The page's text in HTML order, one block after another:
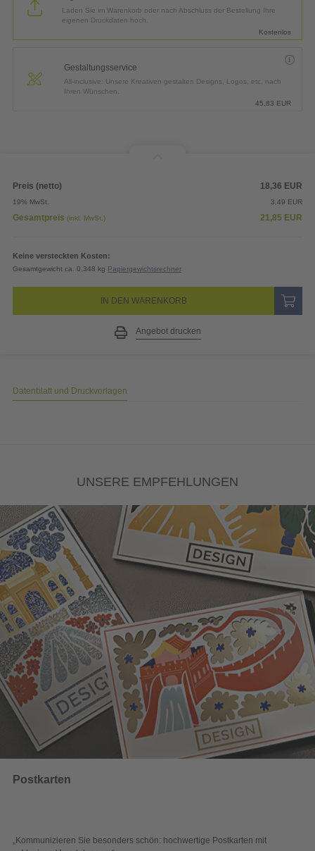
Laden Sie im Warenkorb oder nach Abschluss der Bestellung Ihre
eigenen Druckdaten hoch.
Kostenlos
Gestaltungsservice
All-inclusive: Unsere Kreativen gestalten Designs, Logos, etc. nach
Ihren Wünschen.
45,83 EUR
Preis (netto) 18,36 EUR
19% MwSt. 3,49 EUR
Gesamtpreis (inkl. MwSt.) 21,85 EUR
Keine versteckten Kosten:
Gesamtgewicht ca. 0,348 kg Papiergewichtsrechner
IN DEN WARENKORB
Angebot drucken
Datenblatt und Druckvorlagen
UNSERE EMPFEHLUNGEN
Postkarten mit
„Sichtbar und wirkungsvoll – mit plakativer